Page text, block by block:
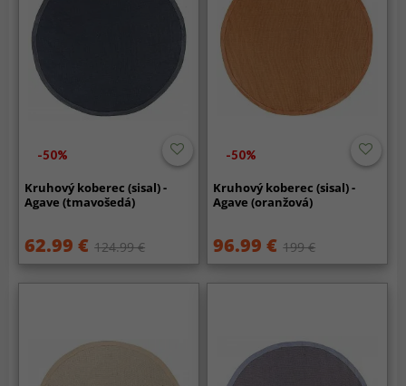
-50%
Kruhový koberec (sisal) -
Agave (tmavošedá)
62.99 € 124.99 €
-50%
Kruhový koberec (sisal) -
Agave (oranžová)
96.99 € 199 €